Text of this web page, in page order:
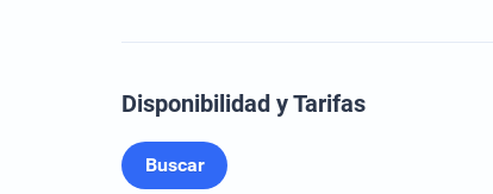
Disponibilidad y Tarifas
Buscar